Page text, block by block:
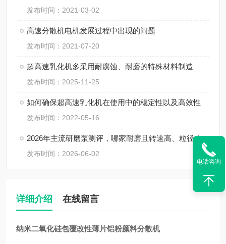
发布时间：2021-03-02
高速分散机电机发展过程中出现的问题
发布时间：2021-07-20
超高速乳化机多采用耐腐蚀、耐磨的特殊材料制造
发布时间：2025-11-25
如何确保超高速乳化机在使用中的稳定性以及高效性
发布时间：2022-05-16
2026年主流研磨泵测评，哪家耐磨且转速高、粒径小、间隙小、精度高、线速度高、剪切力强？
发布时间：2026-06-02
详细介绍 在线留言
纳米二氧化硅包覆改性薄片铝粉颜料分散机
电话咨询